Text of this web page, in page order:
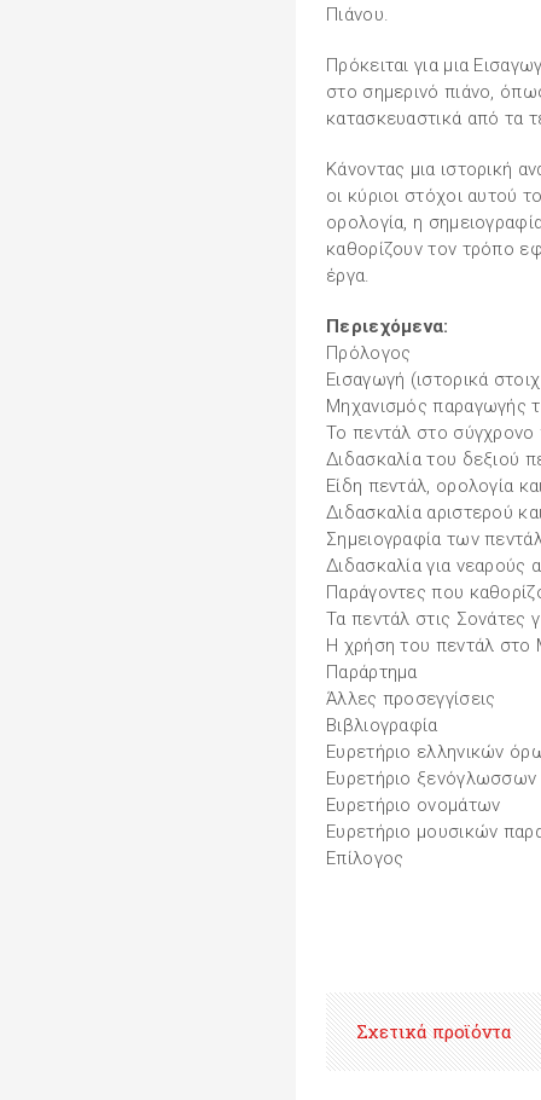
Πιάνου.
Πρόκειται για μια
στο σημερινό πιάνο,
κατασκευαστικά από τα
Κάνοντας μια ιστορική
οι κύριοι στόχοι αυτού
ορολογία, η
καθορίζουν τον τρόπο
έργα.
Περιεχόμενα:
Πρόλογος
Εισαγωγή (ιστορικά
Μηχανισμός παραγωγής
Το πεντάλ στο σύγχρονο
Διδασκαλία του δεξιού
Είδη πεντάλ, ορολογία
Διδασκαλία αριστερού
Σημειογραφία των
Διδασκαλία για νεαρούς
Παράγοντες που
Τα πεντάλ στις Σονάτες
Η χρήση του πεντάλ
Παράρτημα
Άλλες προσεγγίσεις
Βιβλιογραφία
Ευρετήριο ελληνικών
Ευρετήριο
Ευρετήριο ονομάτων
Ευρετήριο μουσικών
Επίλογος
Σχετικά προϊόντα